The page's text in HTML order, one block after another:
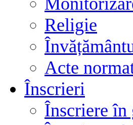
Religie
Acte
Înscrieri
Înscriere în